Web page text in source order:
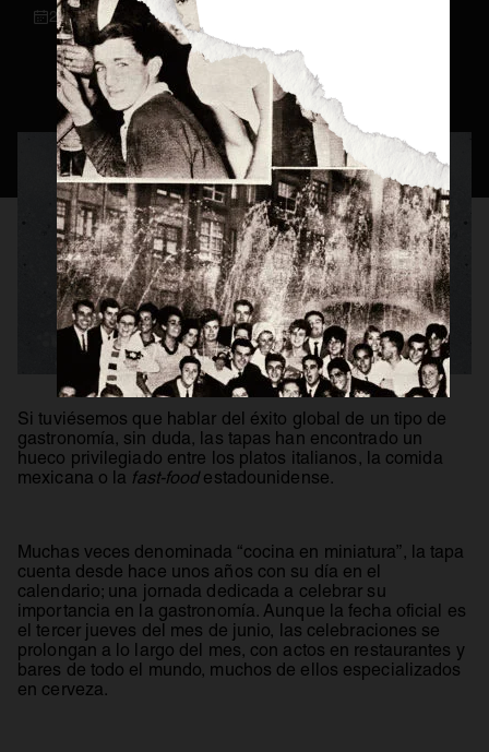
Consejos Cerveceros
Servicio Perfecto
Historia
Actualidad
Materias Primas
Estilos de Cerveza
Elaboración
Maridaje
BEER MASTER
23 / 06 / 2023
Si tuviésemos que hablar del éxito global de un tipo de
gastronomía, sin duda, las tapas han encontrado un
hueco privilegiado entre los platos italianos, la comida
mexicana o la fast-food estadounidense.
Muchas veces denominada “cocina en miniatura”, la tapa
cuenta desde hace unos años con su día en el
calendario; una jornada dedicada a celebrar su
importancia en la gastronomía. Aunque la fecha oficial es
el tercer jueves del mes de junio, las celebraciones se
prolongan a lo largo del mes, con actos en restaurantes y
bares de todo el mundo, muchos de ellos especializados
en cerveza.